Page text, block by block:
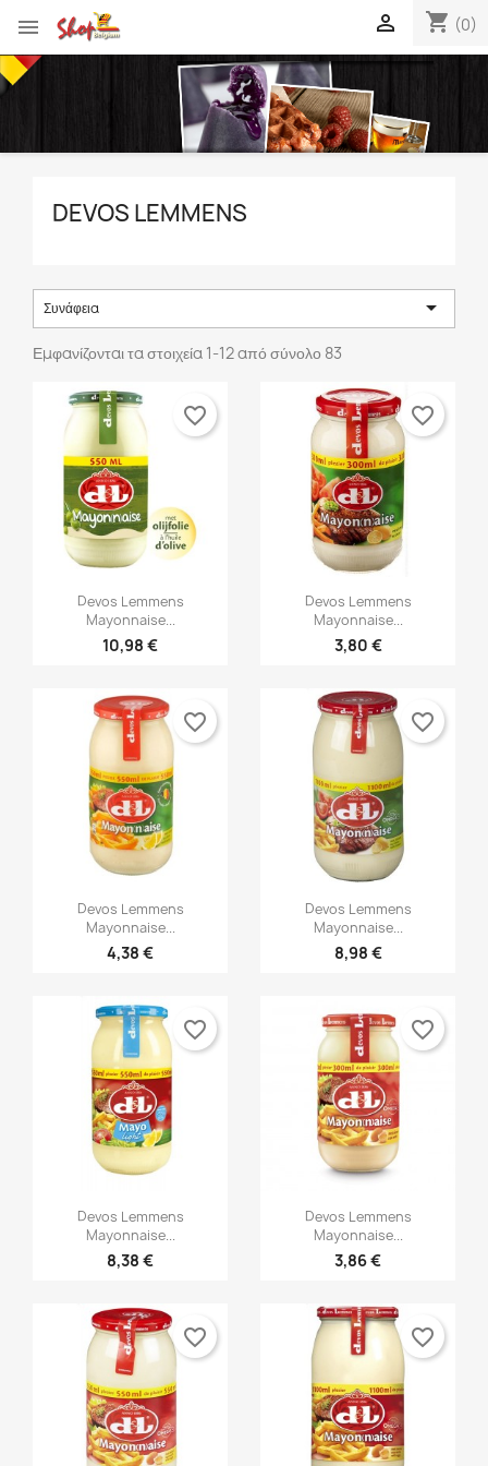
 shopping_cart (0)

DEVOS LEMMENS
Συνάφεια 
Εμφανίζονται τα στοιχεία 1-12 από σύνολο 83
Γρήγορη προβολή
Devos Lemmens
Mayonnaise...
10,98 €
favorite_border
Γρήγορη προβολή
Devos Lemmens
Mayonnaise...
3,80 €
favorite_border
Γρήγορη προβολή
Devos Lemmens
Mayonnaise...
4,38 €
favorite_border
Γρήγορη προβολή
Devos Lemmens
Mayonnaise...
8,98 €
favorite_border
Γρήγορη προβολή
Devos Lemmens
Mayonnaise...
8,38 €
favorite_border
Γρήγορη προβολή
Devos Lemmens
Mayonnaise...
3,86 €
favorite_border
favorite_border favorite_border